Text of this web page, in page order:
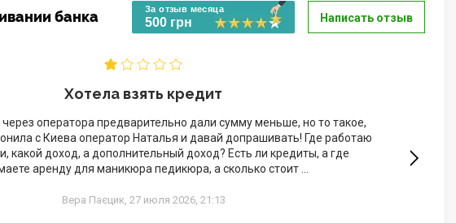
банка За отзыв месяца
500 грн Написать отзыв
Хотела взять кредит
через оператора предварительно дали сумму меньше, но то такое,
с Киева оператор Наталья и давай допрашивать! Где работаю
какой доход, а дополнительный доход? Есть ли кредиты, а где
аренду для маникюра педикюра, а сколько стоит ...
Вера Паєцик, 27 июля 2026, 21:13